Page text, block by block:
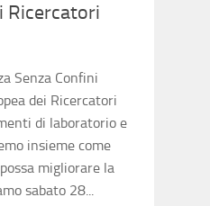
Ricercatori
Senza Confini
dei Ricercatori
di laboratorio e
insieme come
migliorare la
sabato 28...